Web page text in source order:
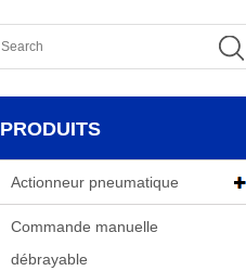
PRODUITS
Actionneur pneumatique
Commande manuelle
débrayable